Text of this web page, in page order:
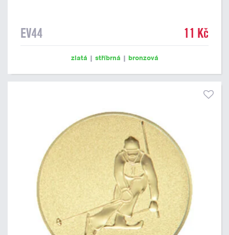
EV44 11 Kč
zlatá | stříbrná | bronzová